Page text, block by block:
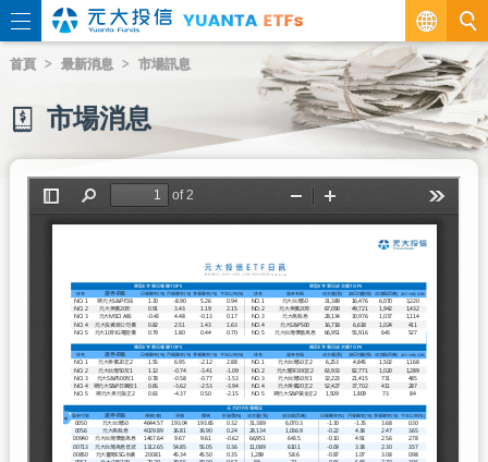
繁
EN
首頁 最新消息 市場訊息
市場消息